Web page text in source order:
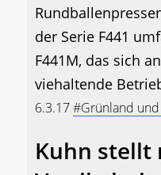
der Serie F441
F441M, das sich
viehaltende
6.3.17#Grünland
Kuhn stellt